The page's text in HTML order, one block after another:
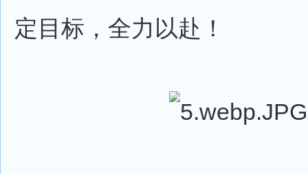
定目标，全力以赴！